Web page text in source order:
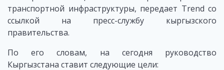
транспортной инфраструктуры, передает Trend со
ссылкой на пресс-службу кыргызского
правительства.
По его словам, на сегодня руководство
Кыргызстана ставит следующие цели: